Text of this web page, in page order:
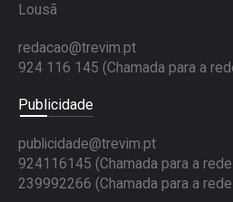
Lousã
redacao@trevim.pt
924 116 145 (Chamada para a
Publicidade
publicidade@trevim.pt
924116145 (Chamada para a
239992266 (Chamada para a